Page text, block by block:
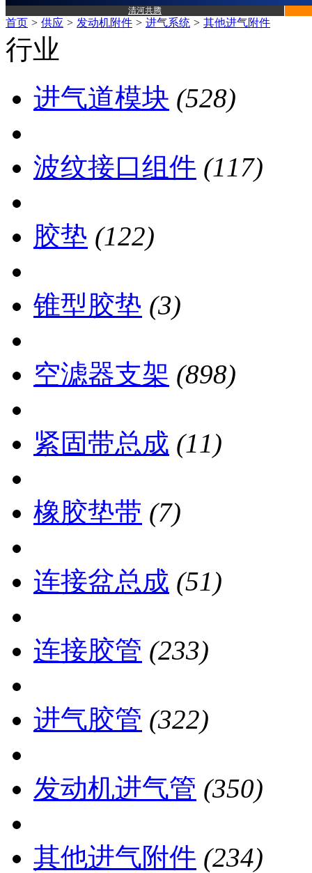
清河共腾
首页 > 供应 > 发动机附件 > 进气系统 > 其他进气附件
行业
进气道模块 (528)
波纹接口组件 (117)
胶垫 (122)
锥型胶垫 (3)
空滤器支架 (898)
紧固带总成 (11)
橡胶垫带 (7)
连接盆总成 (51)
连接胶管 (233)
进气胶管 (322)
发动机进气管 (350)
其他进气附件 (234)